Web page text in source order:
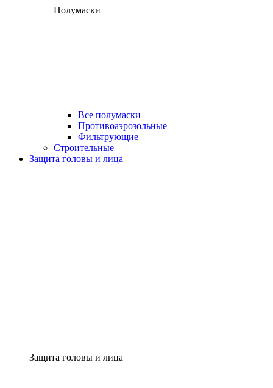
Полумаски
Все полумаски
Противоаэрозольные
Фильтрующие
Строительные
Защита головы и лица
Защита головы и лица